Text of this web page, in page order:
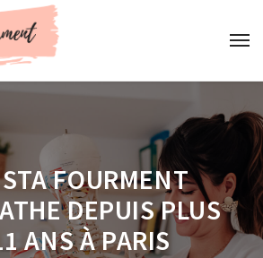
FOURMENT
DEPUIS PLUS
ANS À PARIS